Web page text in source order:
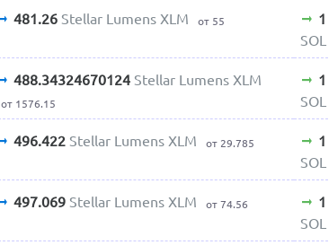
481.26 Stellar Lumens XLM от 55 1
SOL
488.34324670124 Stellar Lumens XLM
от 1576.15
1
SOL
496.422 Stellar Lumens XLM от 29.785 1
SOL
497.069 Stellar Lumens XLM от 74.56 1
SOL